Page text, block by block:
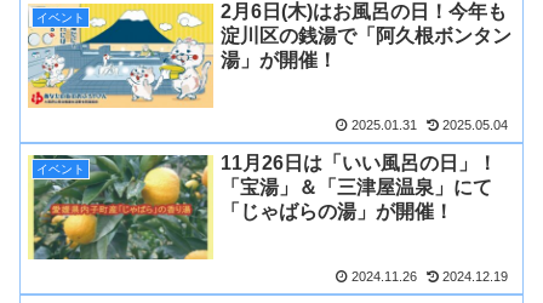
イベント
2月6日(木)はお風呂の日！今年も
淀川区の銭湯で「阿久根ボンタン
湯」が開催！
2025.01.31 2025.05.04
イベント
11月26日は「いい風呂の日」！
「宝湯」＆「三津屋温泉」にて
「じゃばらの湯」が開催！
2024.11.26 2024.12.19